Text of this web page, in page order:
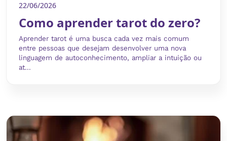
22/06/2026
Como aprender tarot do zero?
Aprender tarot é uma busca cada vez mais comum
entre pessoas que desejam desenvolver uma nova
linguagem de autoconhecimento, ampliar a intuição ou
at...